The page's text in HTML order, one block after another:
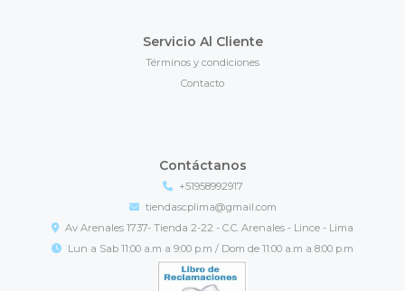
Servicio Al Cliente
Términos y condiciones
Contacto
Contáctanos
+51958992917
tiendascplima@gmail.com
Av Arenales 1737- Tienda 2-22 - C.C. Arenales - Lince - Lima
Lun a Sab 11:00 a.m a 9:00 p.m / Dom de 11:00 a.m a 8:00 p.m